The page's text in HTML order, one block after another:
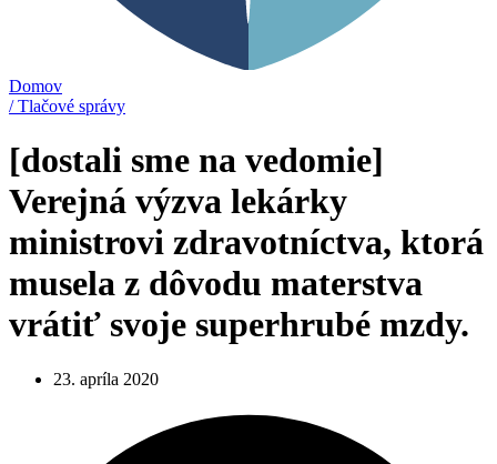
Domov
/ Tlačové správy
[dostali sme na vedomie]
Verejná výzva lekárky
ministrovi zdravotníctva, ktorá
musela z dôvodu materstva
vrátiť svoje superhrubé mzdy.
23. apríla 2020